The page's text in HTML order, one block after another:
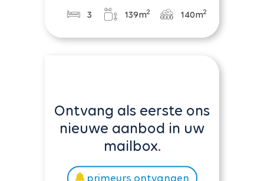
3 139m2 140m2
Ontvang als eerste ons
nieuwe aanbod in uw
mailbox
primeurs ontvangen